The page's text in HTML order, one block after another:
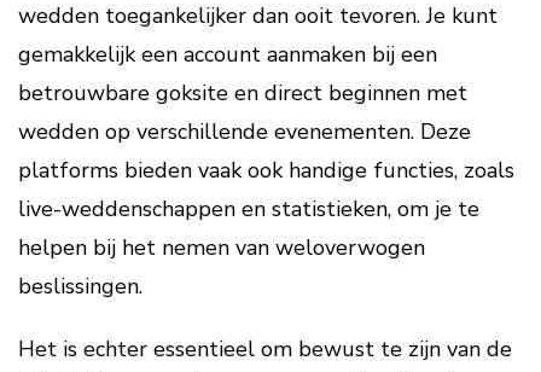
wedden toegankelijker dan ooit tevoren. Je kunt
gemakkelijk een account aanmaken bij een
betrouwbare goksite en direct beginnen met
wedden op verschillende evenementen. Deze
platforms bieden vaak ook handige functies, zoals
live-weddenschappen en statistieken, om je te
helpen bij het nemen van weloverwogen
beslissingen.
Het is echter essentieel om bewust te zijn van de